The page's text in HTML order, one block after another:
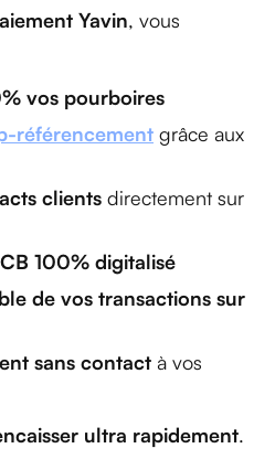
Yavin, vous
vos pourboires
référencement grâce aux
clients directement sur
100% digitalisé
de vos transactions sur
sans contact à vos
ultra rapidement.